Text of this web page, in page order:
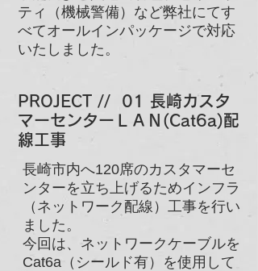
ティ（機械警備）など弊社にてす
べてオールインパッケージで対応
いたしました。
PROJECT // 01 長崎カスタ
マーセンターＬＡＮ(Cat6a)配
線工事
長崎市内へ120席のカスタマーセ
ンターを立ち上げるためインフラ
（ネットワーク配線）工事を行い
ました。
今回は、ネットワークケーブルを
Cat6a（シールド有）を使用して